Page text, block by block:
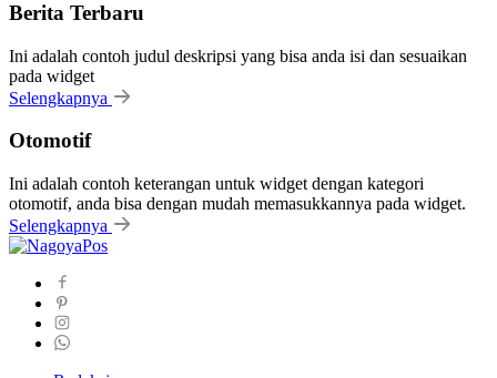
Berita Terbaru
Ini adalah contoh judul deskripsi yang bisa anda isi dan sesuaikan
pada widget
Selengkapnya
Otomotif
Ini adalah contoh keterangan untuk widget dengan kategori
otomotif, anda bisa dengan mudah memasukkannya pada widget.
Selengkapnya